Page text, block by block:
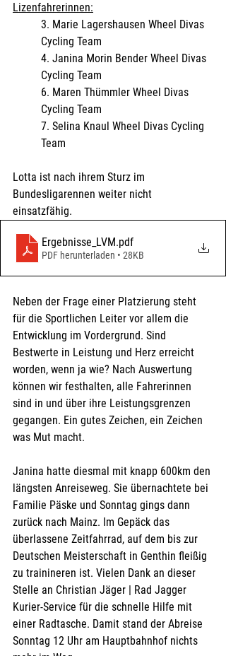
Lizenfahrerinnen:
3. Marie Lagershausen Wheel Divas
Cycling Team
4. Janina Morin Bender Wheel Divas
Cycling Team
6. Maren Thümmler Wheel Divas
Cycling Team
7. Selina Knaul Wheel Divas Cycling
Team
Lotta ist nach ihrem Sturz im
Bundesligarennen weiter nicht
einsatzfähig.
Ergebnisse_LVM.pdf
PDF herunterladen • 28KB
Neben der Frage einer Platzierung steht
für die Sportlichen Leiter vor allem die
Entwicklung im Vordergrund. Sind
Bestwerte in Leistung und Herz erreicht
worden, wenn ja wie? Nach Auswertung
können wir festhalten, alle Fahrerinnen
sind in und über ihre Leistungsgrenzen
gegangen. Ein gutes Zeichen, ein Zeichen
was Mut macht.
Janina hatte diesmal mit knapp 600km den
längsten Anreiseweg. Sie übernachtete bei
Familie Päske und Sonntag gings dann
zurück nach Mainz. Im Gepäck das
überlassene Zeitfahrrad, auf dem bis zur
Deutschen Meisterschaft in Genthin fleißig
zu trainineren ist. Vielen Dank an dieser
Stelle an Christian Jäger | Rad Jagger
Kurier-Service für die schnelle Hilfe mit
einer Radtasche. Damit stand der Abreise
Sonntag 12 Uhr am Hauptbahnhof nichts